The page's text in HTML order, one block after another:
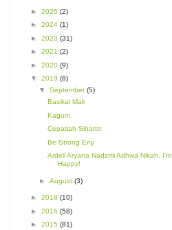
► 2025 (2)
► 2024 (1)
► 2023 (31)
► 2021 (2)
► 2020 (9)
▼ 2019 (8)
▼ September(5)
Basikal Mak
Kagum.
Cepatlah Sihatttt
Be Strong Eny
Ardell Aryana Nadzmi Adhwa Nikah, I'm
Happy!
► August (3)
► 2018 (10)
► 2016 (58)
► 2015 (81)